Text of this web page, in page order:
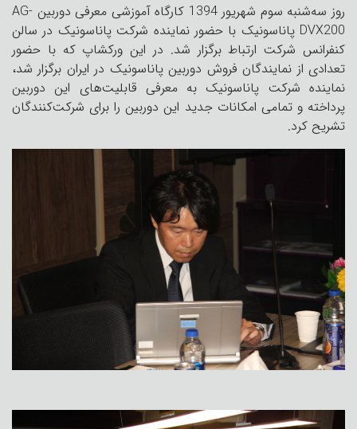
روز سه‌شنبه سوم شهریور 1394 کارگاه آموزشی معرفی دوربین AG-
DVX200 پاناسونیک با حضور نماینده شرکت پاناسونیک در سالن
کنفرانس شرکت ارتباط برگزار شد. در این ورکشاپ که با حضور
تعدادی از نمایندگان فروش دوربین پاناسونیک در ایران برگزار شد،
نماینده شرکت پاناسونیک به معرفی قابلیت‌های این دوربین
پرداخته و تمامی امکانات جدید این دوربین را برای شرکت‌کنندگان
تشریح کرد.